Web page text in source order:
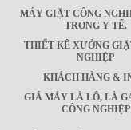
MÁY GIẶT CÔNG
TRONG Y TẾ.
THIẾT KẾ XƯỞNG
NGHIỆP
KHÁCH HÀNG &
GIÁ MÁY LÀ LÔ, LÀ
CÔNG NGHIỆP